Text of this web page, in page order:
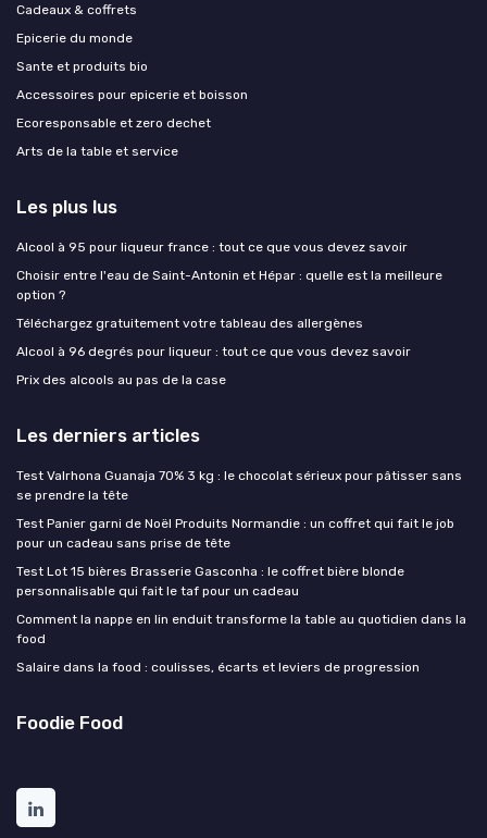
Cadeaux & coffrets
Epicerie du monde
Sante et produits bio
Accessoires pour epicerie et boisson
Ecoresponsable et zero dechet
Arts de la table et service
Les plus lus
Alcool à 95 pour liqueur france : tout ce que vous devez savoir
Choisir entre l'eau de Saint-Antonin et Hépar : quelle est la meilleure
option ?
Téléchargez gratuitement votre tableau des allergènes
Alcool à 96 degrés pour liqueur : tout ce que vous devez savoir
Prix des alcools au pas de la case
Les derniers articles
Test Valrhona Guanaja 70% 3 kg : le chocolat sérieux pour pâtisser sans
se prendre la tête
Test Panier garni de Noël Produits Normandie : un coffret qui fait le job
pour un cadeau sans prise de tête
Test Lot 15 bières Brasserie Gasconha : le coffret bière blonde
personnalisable qui fait le taf pour un cadeau
Comment la nappe en lin enduit transforme la table au quotidien dans la
food
Salaire dans la food : coulisses, écarts et leviers de progression
Foodie Food